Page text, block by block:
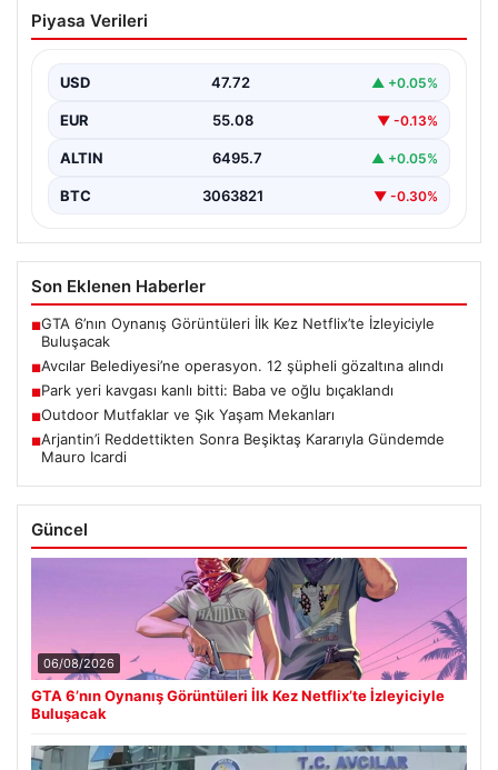
şüpheli gözaltına alındı
12 Şüpheli Gözaltına Alındı", "content": "İstanbul'un
önemli ilçelerinden Avcılar'da…
Piyasa Verileri
USD 47.72 ▲ +0.05%
EUR 55.08 ▼ -0.13%
ALTIN 6495.7 ▲ +0.05%
BTC 3063821 ▼ -0.30%
Son Eklenen Haberler
■GTA 6’nın Oynanış Görüntüleri İlk Kez Netflix’te İzleyiciyle
Buluşacak
■Avcılar Belediyesi’ne operasyon. 12 şüpheli gözaltına alındı
■Park yeri kavgası kanlı bitti: Baba ve oğlu bıçaklandı
■Outdoor Mutfaklar ve Şık Yaşam Mekanları
■Arjantin’i Reddettikten Sonra Beşiktaş Kararıyla Gündemde
Mauro Icardi
Güncel
06/08/2026
GTA 6’nın Oynanış Görüntüleri İlk Kez Netflix’te İzleyiciyle
Buluşacak